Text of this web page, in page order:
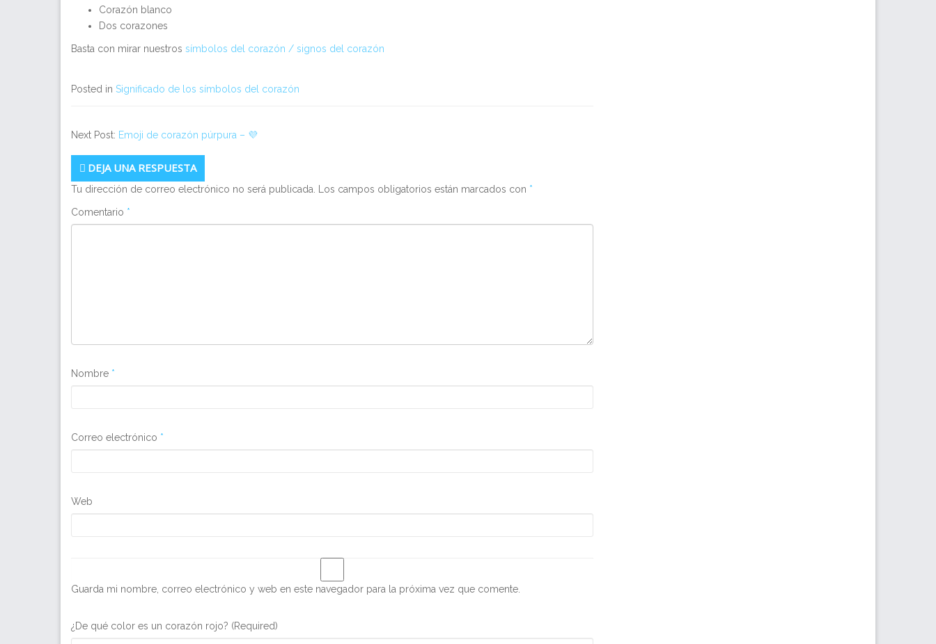
Corazón blanco
Dos corazones
Basta con mirar nuestros símbolos del corazón / signos del corazón
Posted in Significado de los símbolos del corazón
Next Post: Emoji de corazón púrpura – 💜
DEJA UNA RESPUESTA
Tu dirección de correo electrónico no será publicada. Los campos obligatorios están marcados con *
Comentario *
Nombre *
Correo electrónico *
Web
Guarda mi nombre, correo electrónico y web en este navegador para la próxima vez que comente.
¿De qué color es un corazón rojo? (Required)